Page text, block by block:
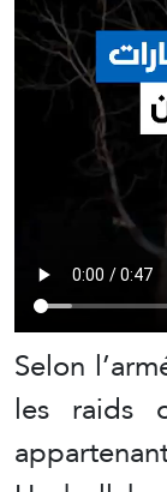
Selon
les raids